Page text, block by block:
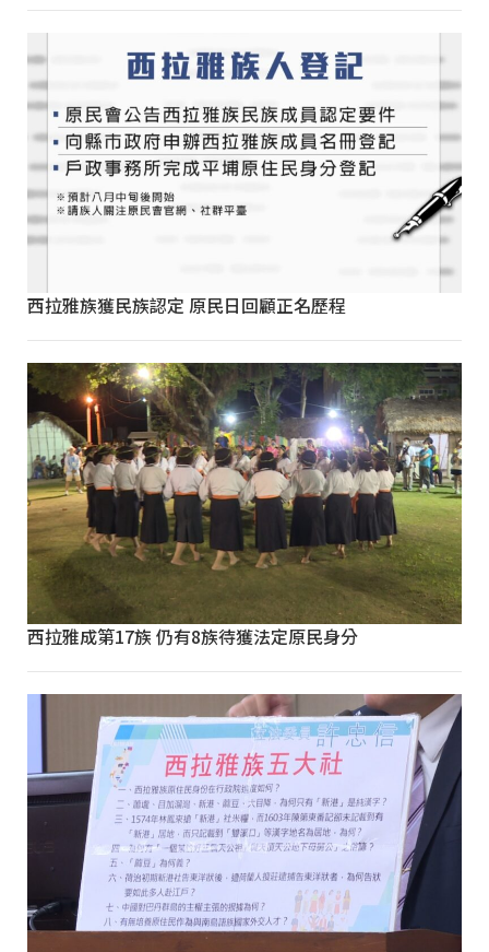
西拉雅族獲民族認定 原民日回顧正名歷程
西拉雅成第17族 仍有8族待獲法定原民身分